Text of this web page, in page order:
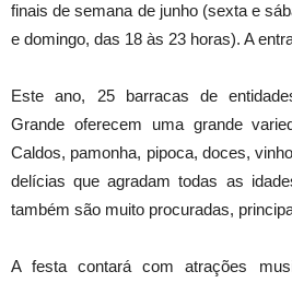
finais de semana de junho (sexta e
e domingo, das 18 às 23 horas). A
Este ano, 25 barracas de
Grande oferecem uma grande
Caldos, pamonha, pipoca, doces,
delícias que agradam todas as
também são muito procuradas,
A festa contará com atrações